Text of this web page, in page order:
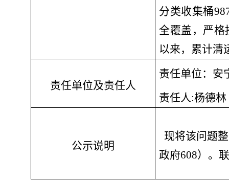
分类收集桶
全覆盖，严格
以来，累计清
责任单位及责任人
责任单位： 安
责任人:杨德林
公示说明
现将该问题
政府608） 。